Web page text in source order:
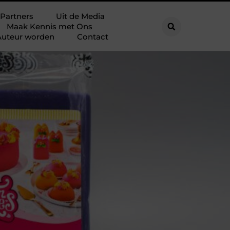
Partners
Uit de Media
Maak Kennis met Ons
worden
Contact